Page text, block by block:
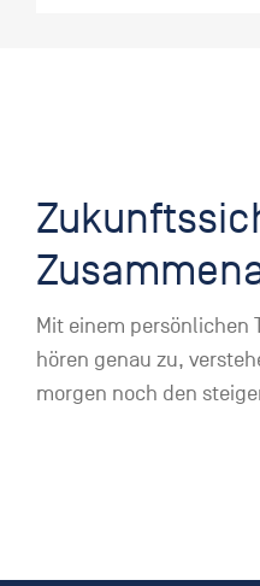
Mit einem persönlichen
hören genau zu,
morgen noch den